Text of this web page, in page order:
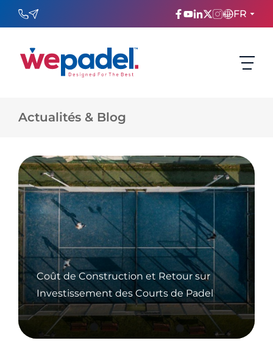
FR
ENGLISH
عربي
Русский
Actualités & Blog
Coût de Construction et Retour sur
Investissement des Courts de Padel